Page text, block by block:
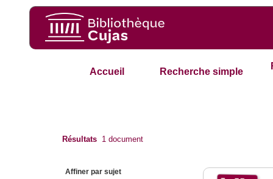
Accueil Recherche simple
Résultats 1 document
Affiner par sujet